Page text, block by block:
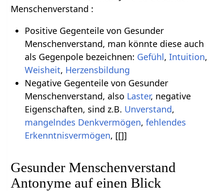
Menschenverstand :
Positive Gegenteile von Gesunder
Menschenverstand, man könnte diese auch
als Gegenpole bezeichnen: Gefühl, Intuition,
Weisheit, Herzensbildung
Negative Gegenteile von Gesunder
Menschenverstand, also Laster, negative
Eigenschaften, sind z.B. Unverstand,
mangelndes Denkvermögen, fehlendes
Erkenntnisvermögen, [[]]
Gesunder Menschenverstand
Antonyme auf einen Blick